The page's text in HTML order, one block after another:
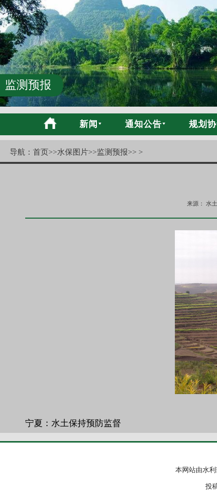
监测预报
新闻 通知公告 规划
导航： 首页>>水保图片>>监测预报>> >
来源： 水
宁夏：水土保持预防监督
本网站由水
投